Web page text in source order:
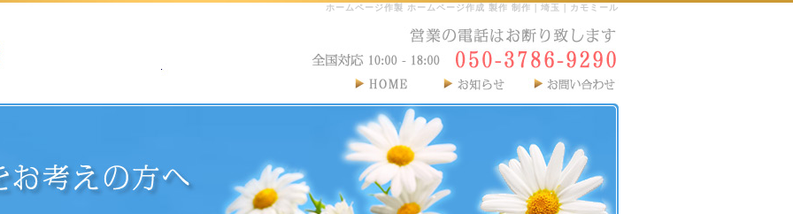
ホームページ作製 ホームページ作成 製作 制作｜埼玉｜カモミール